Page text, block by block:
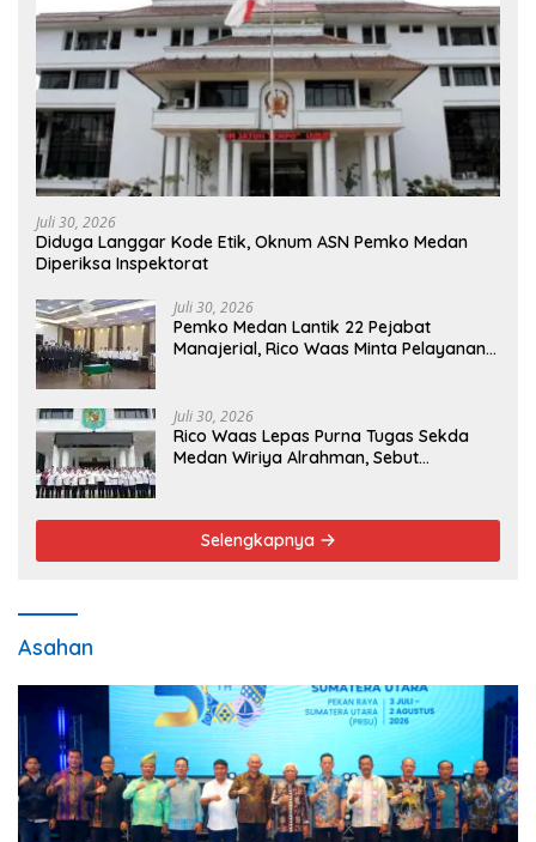
Juli 30, 2026
Diduga Langgar Kode Etik, Oknum ASN Pemko Medan
Diperiksa Inspektorat
Juli 30, 2026
Pemko Medan Lantik 22 Pejabat
Manajerial, Rico Waas Minta Pelayanan
Juli 30, 2026
Rico Waas Lepas Purna Tugas Sekda
Medan Wiriya Alrahman, Sebut
Selengkapnya
Asahan